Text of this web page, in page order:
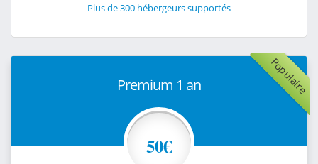
Plus de 300 hébergeurs supportés
Populaire
Premium 1 an
50€